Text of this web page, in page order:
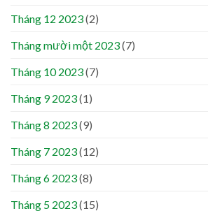
Tháng 12 2023(2)
Tháng mười một 2023(7)
Tháng 10 2023(7)
Tháng 9 2023(1)
Tháng 8 2023(9)
Tháng 7 2023(12)
Tháng 6 2023(8)
Tháng 5 2023(15)